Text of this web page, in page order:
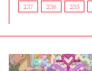
2017 2016 2015